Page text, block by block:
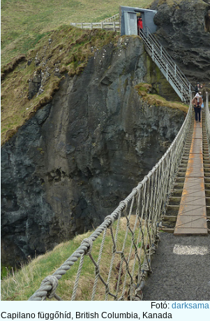
Fotó: darksama
Capilano függőhíd, British Columbia, Kanada